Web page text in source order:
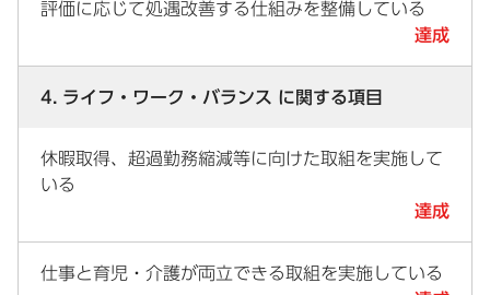
評価に応じて処遇改善する仕組みを整備している
達成
4. ライフ・ワーク・バランス に関する項目
休暇取得、超過勤務縮減等に向けた取組を実施して
いる
達成
仕事と育児・介護が両立できる取組を実施している